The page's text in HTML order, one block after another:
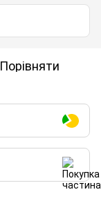
Порівняти